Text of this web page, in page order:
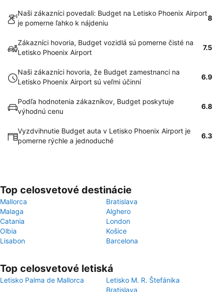
Naši zákazníci povedali: Budget na Letisko Phoenix Airport
je pomerne ľahko k nájdeniu
8
Zákazníci hovoria, Budget vozidlá sú pomerne čisté na
Letisko Phoenix Airport
7.5
Naši zákazníci hovoria, že Budget zamestnanci na
Letisko Phoenix Airport sú veľmi účinní
6.9
Podľa hodnotenia zákazníkov, Budget poskytuje
výhodnú cenu
6.8
Vyzdvihnutie Budget auta v Letisko Phoenix Airport je
pomerne rýchle a jednoduché
6.3
Top celosvetové destinácie
Mallorca
Bratislava
Malaga
Alghero
Catania
London
Olbia
Košice
Lisabon
Barcelona
Top celosvetové letiská
Letisko Palma de Mallorca
Letisko M. R. Štefánika
Bratislava